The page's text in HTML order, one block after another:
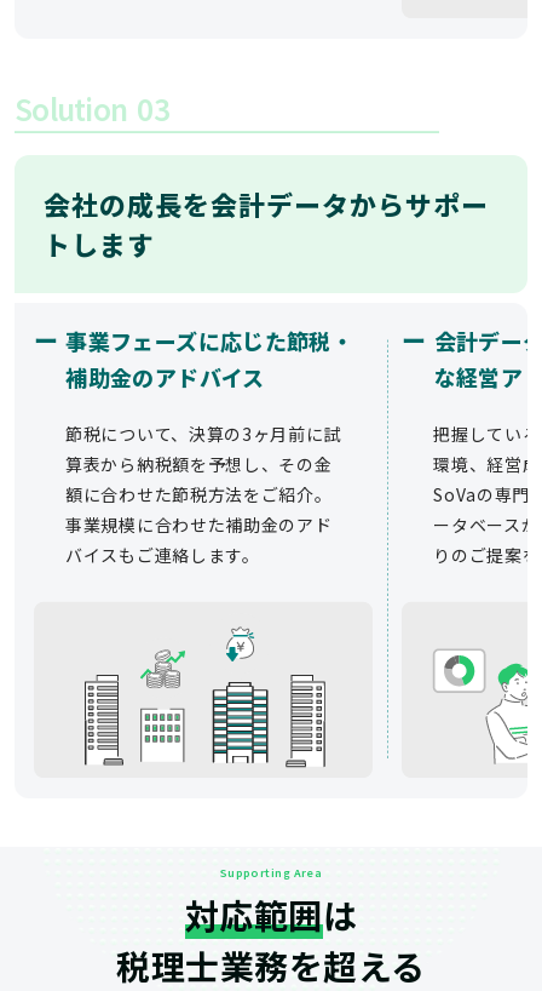
Solution 03
会社の成長を会計データからサポー
トします
ー 事業フェーズに応じた節税・
補助金のアドバイス
節税について、決算の3ヶ月前に試
算表から納税額を予想し、その金
額に合わせた節税方法をご紹介。
事業規模に合わせた補助金のアド
バイスもご連絡します。
ー 会計デー
な経営ア
把握してい
環境、経営
SoVaの専門
ータベース
りのご提案
Supporting Area
対応範囲は
税理士業務を超える